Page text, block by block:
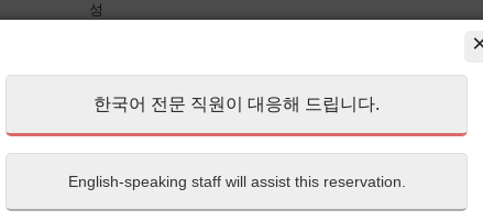
한국어 전문 직원이 대응해 드립니다.
English-speaking staff will assist this reservation.
성